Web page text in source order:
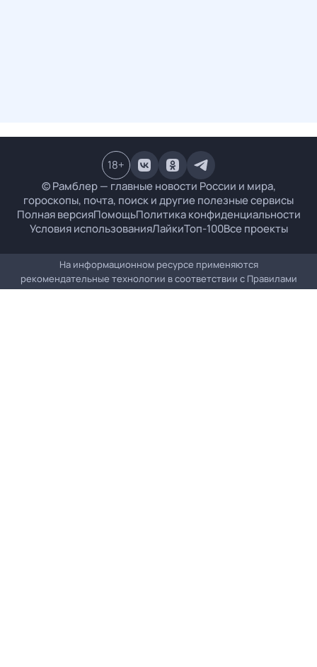
© Рамблер — главные новости России и мира,
гороскопы, почта, поиск и другие полезные сервисы
Полная версияПомощьПолитика конфиденциальности
Условия использованияЛайкиТоп-100Все проекты
18+
На информационном ресурсе применяются
рекомендательные технологии в соответствии с Правилами